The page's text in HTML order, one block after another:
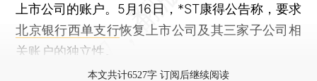
上市公司的账户。5月16日，*ST康得公告称，要求
北京银行西单支行恢复上市公司及其三家子公司相
关账户的独立性。
本文共计6527字 订阅后继续阅读